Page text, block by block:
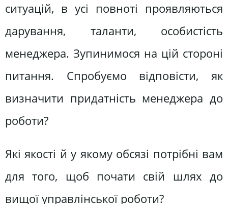
ситуацій, в усі повноті проявляються
дарування, таланти, особистість
менеджера. Зупинимося на цій стороні
питання. Спробуємо відповісти, як
визначити придатність менеджера до
роботи?
Які якості й у якому обсязі потрібні вам
для того, щоб почати свій шлях до
вищої управлінської роботи?